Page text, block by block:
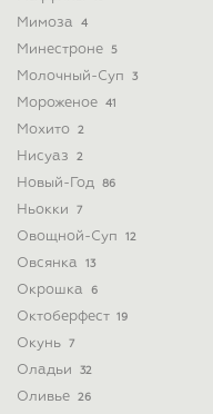
Мимоза 4
Минестроне 5
Молочный-Суп 3
Мороженое 41
Мохито 2
Нисуаз 2
Новый-Год 86
Ньокки 7
Овощной-Суп 12
Овсянка 13
Окрошка 6
Октоберфест 19
Окунь 7
Оладьи 32
Оливье 26